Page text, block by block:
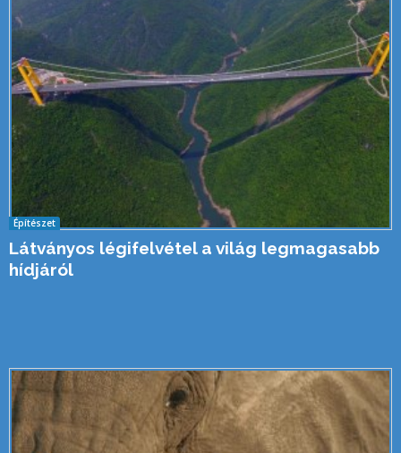
Építészet
Látványos légifelvétel a világ legmagasabb
hídjáról